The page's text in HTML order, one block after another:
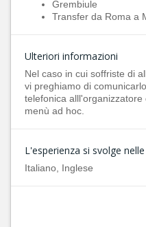
Grembiule
Transfer da Roma a
Ulteriori informazioni
Nel caso in cui soffriste di
vi preghiamo di
telefonica
menù ad hoc.
L'esperienza si svolge
Italiano, Inglese